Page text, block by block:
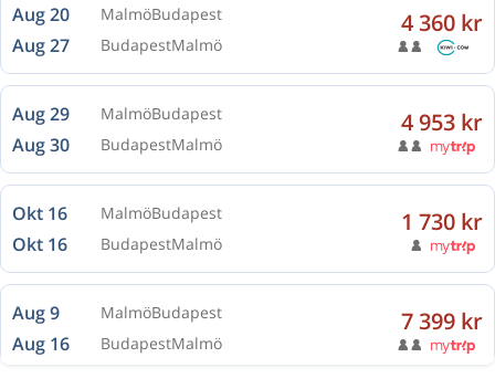
Aug 20 MalmöBudapest
Aug 27 BudapestMalmö
4 360 kr
Aug 29 MalmöBudapest
Aug 30 BudapestMalmö
4 953 kr
Okt 16 MalmöBudapest
Okt 16 BudapestMalmö
1 730 kr
Aug 9 MalmöBudapest
Aug 16 BudapestMalmö
7 399 kr